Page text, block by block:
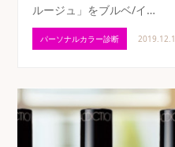
ルージュ」をブルベ/イ…
パーソナルカラー診断